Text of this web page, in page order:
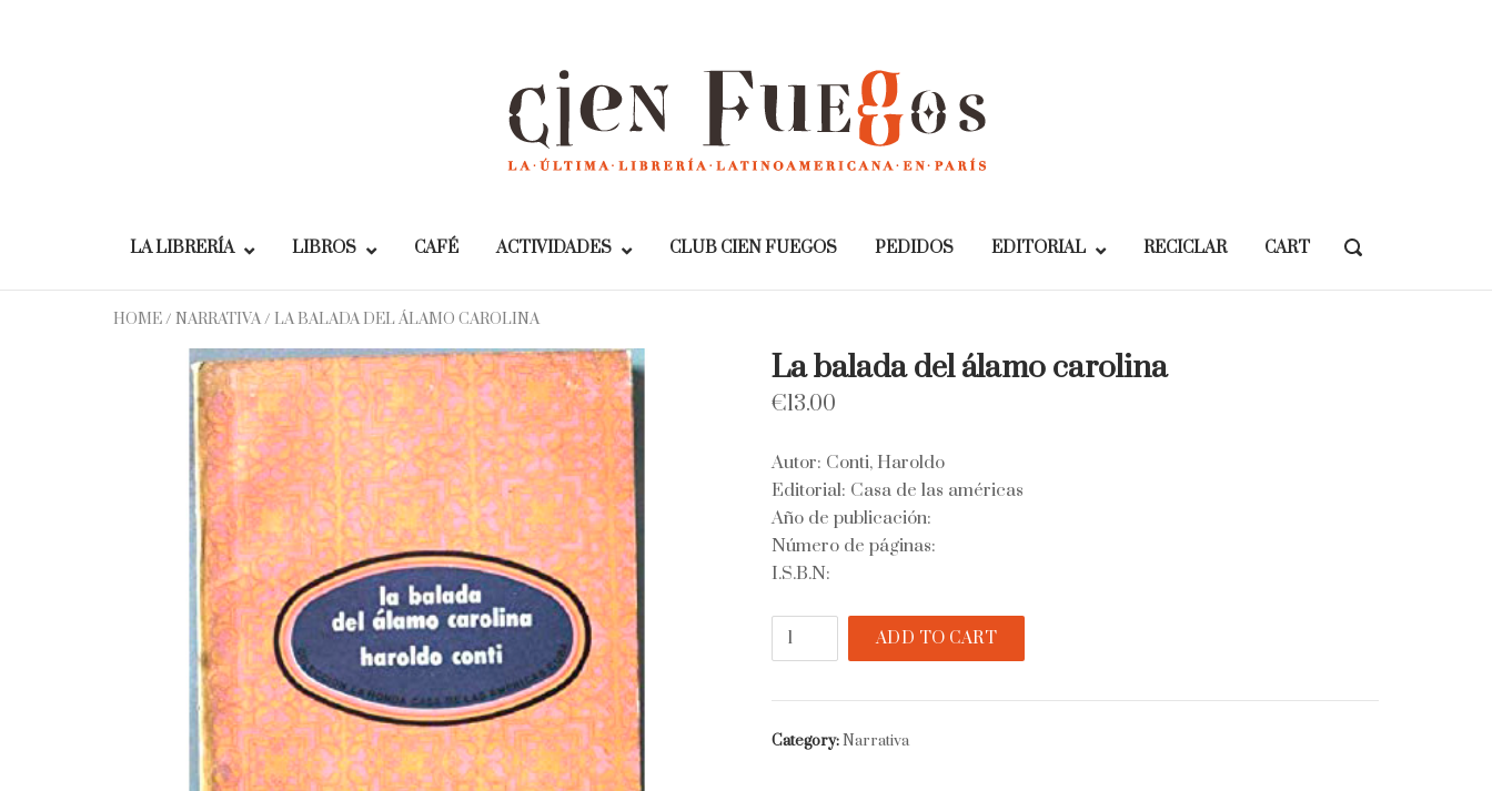
LA LIBRERÍA LIBROS CAFÉ ACTIVIDADES CLUB CIEN FUEGOS PEDIDOS EDITORIAL RECICLAR CART
OPEN
BAR
HOME/ NARRATIVA/ LA BALADA DEL ÁLAMO CAROLINA
La balada del álamo carolina
€13.00
Autor: Conti, Haroldo
Editorial: Casa de las américas
Año de publicación:
Número de páginas:
I.S.B.N:
álamo
carolina
quantity
ADD TO CART
Category:Narrativa